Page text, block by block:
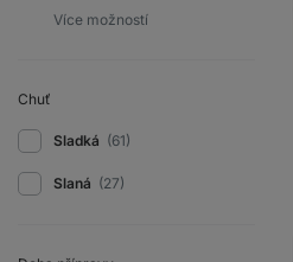
Chuť
Sladká (61)
Slaná (27)